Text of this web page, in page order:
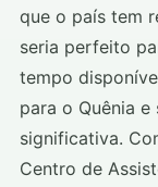
que o país tem
seria perfeito
tempo
para o Quênia
significativa.
Centro de